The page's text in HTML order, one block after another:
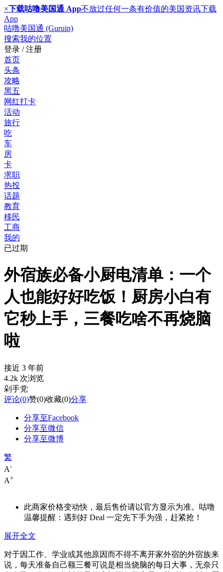
×下载咕噜美国通 App不放过任何一条有价值的美国资讯下载
App
咕噜美国通 (Guruin)
搜索我的位置
登录 / 注册
首页
头条
攻略
黑五
网红打卡
活动
旅行
吃
车
房
卡
求职
热投
话题
教育
移民
工商
我的
已过期
外宿族必备小厨电清单：一个
人也能好好吃饭！厨房小白有
它秒上手，三餐吃啥不再烧脑
啦
接近 3 年前
4.2k 次浏览
剁手党
评论(0)赞(0)收藏(0)分享
分享至Facebook
分享至微信
分享至微博
繁
A-
A+
此商家价格变动快，最后售价请以官方显示为准。咕噜
温馨提醒：遇到好 Deal 一定先下手为强，赶紧抢！
展开全文
对于因工作、学业或其他原因而不得不离开家外宿的外宿族来
说，每天准备自己额三餐可说是相当烧脑的每日大事，无奈只